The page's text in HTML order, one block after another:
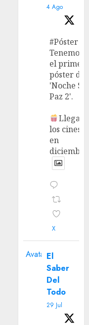
4 Ago
#Póster
Tenemos
el primer
póster de
'Noche
Paz 2'.
Llega a
los cines
en
X
Avatar El
Saber
Del
Todo
29 Jul